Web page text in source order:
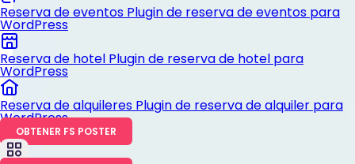
Reserva de eventos Plugin de reserva de eventos para
WordPress
Reserva de hotel Plugin de reserva de hotel para
WordPress
Reserva de alquileres Plugin de reserva de alquiler para
WordPress
OBTENER FS POSTER